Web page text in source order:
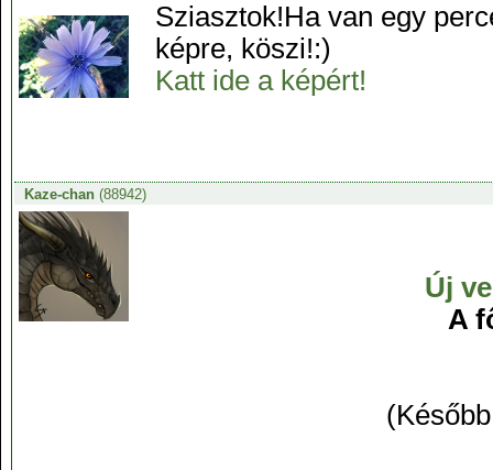
Sziasztok!Ha van egy
képre, köszi!:)
Katt ide a képért!
Kaze-chan(88942)
Új
A